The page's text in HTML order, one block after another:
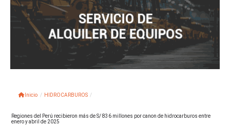
Inicio / HIDROCARBUROS /
Regiones del Perú recibieron más de S/ 836 millones por canon de hidrocarburos entre
enero y abril de 2025